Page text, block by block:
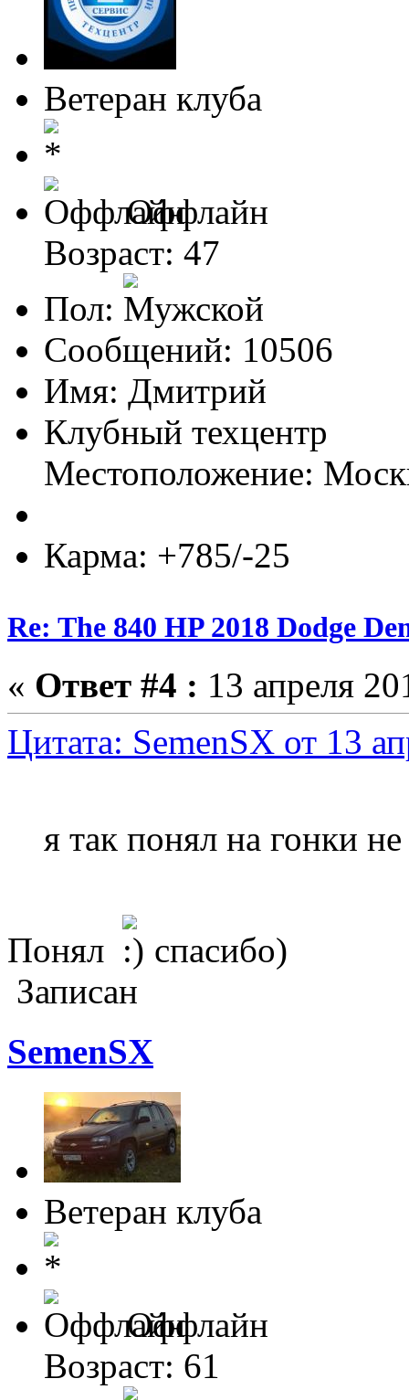
Ветеран клуба
Оффлайн
Возраст: 47
Пол:
Сообщений: 10506
Имя: Дмитрий
Клубный техцентр
Местоположение:
Карма: +785/-25
Re: The 840 HP 2018 Dodge
« Ответ #4 : 13 апреля
Цитата: SemenSX от 13
я так понял на гонки
Понял
спасибо)
Записан
SemenSX
Ветеран клуба
Оффлайн
Возраст: 61